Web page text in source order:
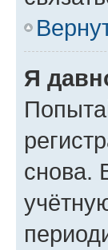
Я
снова.